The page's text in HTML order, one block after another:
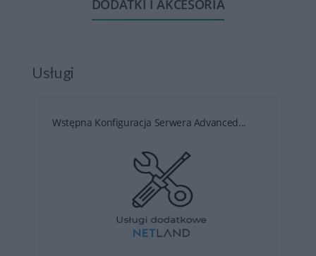
DODATKI I AKCESORIA
Usługi
Wstępna Konfiguracja Serwera Advanced...